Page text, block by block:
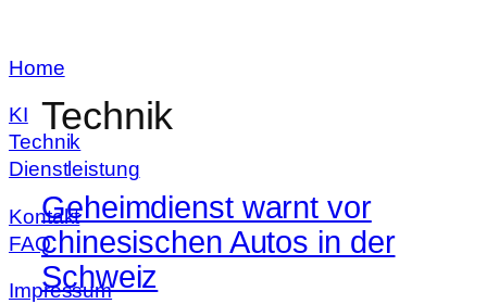
Inhalt
springen
Home
KI
Technik
Dienstleistung
Kontakt
FAQ
Impressum
Technik
Geheimdienst warnt vor
chinesischen Autos in der
Schweiz